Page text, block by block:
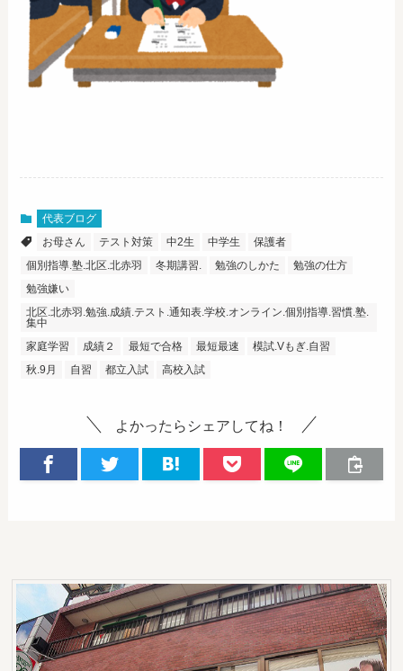
代表ブログ
お母さん
テスト対策 中2生 中学生
保護者
個別指導.塾.北区.北赤羽
冬期講習. 勉強のしかた
勉強の仕方
勉強嫌い
北区.北赤羽.勉強.成績.テスト.通知表.学校.オンライン.個別指導.習慣.塾.
集中
家庭学習
成績２ 最短で合格 最短最速
模試.Vもぎ.自習
秋.9月
自習 都立入試 高校入試
よかったらシェアしてね！